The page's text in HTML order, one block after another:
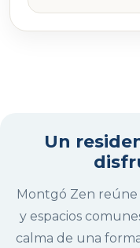
Un
Montgó Zen reúne
y espacios
calma de una